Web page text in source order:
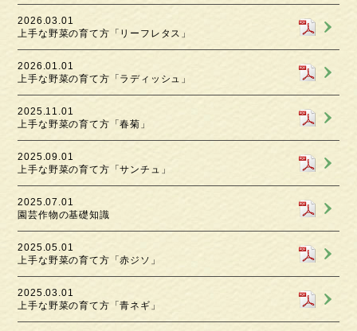
2026.03.01
上手な野菜の育て方「リーフレタス」
2026.01.01
上手な野菜の育て方「ラディッシュ」
2025.11.01
上手な野菜の育て方「春菊」
2025.09.01
上手な野菜の育て方「サンチュ」
2025.07.01
園芸作物の基礎知識
2025.05.01
上手な野菜の育て方「赤ジソ」
2025.03.01
上手な野菜の育て方「青ネギ」